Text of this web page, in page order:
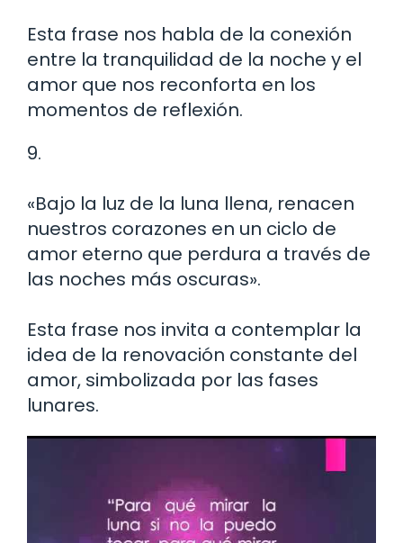
Esta frase nos habla de la conexión
entre la tranquilidad de la noche y el
amor que nos reconforta en los
momentos de reflexión.
9.
«Bajo la luz de la luna llena, renacen
nuestros corazones en un ciclo de
amor eterno que perdura a través de
las noches más oscuras».
Esta frase nos invita a contemplar la
idea de la renovación constante del
amor, simbolizada por las fases
lunares.